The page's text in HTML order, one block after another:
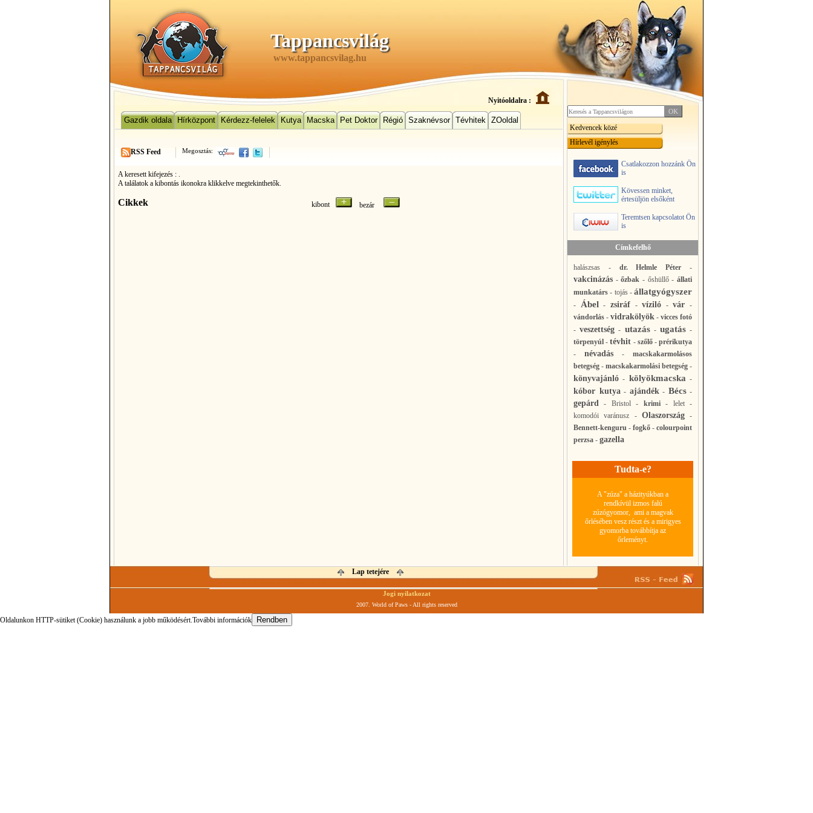
Tappancsvilág
www.tappancsvilag.hu
Nyitóoldalra :
Gazdik oldala Hírközpont Kérdezz-felelek Kutya Macska Pet Doktor Régió Szaknévsor Tévhitek ZOoldal
Megosztás:
RSS Feed
A keresett kifejezés : .
A találatok a kibontás ikonokra klikkelve megtekinthetők.
Cikkek kibont bezár
Kedvencek közé
Hírlevél igénylés
Csatlakozzon hozzánk Ön
is
Kövessen minket,
értesüljön elsőként
Teremtsen kapcsolatot Ön
is
Címkefelhő
halászsas - dr. Helmle Péter -
vakcinázás -őzbak - őshüllő-állati
munkatárs - tojás- állatgyógyszer
- Ábel- zsiráf-víziló -vár -
vándorlás - vidrakölyök - vicces fotó
-veszettség - utazás- ugatás-
törpenyúl -tévhit - szőlő-prérikutya
- névadás - macskakarmolásos
betegség - macskakarmolási betegség -
könyvajánló - kölyökmacska-
kóbor kutya- ajándék- Bécs-
gepárd - Bristol- krimi- lelet-
komodói varánusz - Olaszország-
Bennett-kenguru - fogkő - colourpoint
perzsa - gazella
Tudta-e?
A "zúza" a házityúkban a
rendkívül izmos falú
zúzógyomor, ami a magvak
őrlésében vesz részt és a mirigyes
gyomorba továbbítja az
őrleményt.
Lap tetejére
Jogi nyilatkozat
2007. World of Paws - All rights reserved
Oldalunkon HTTP-sütiket (Cookie) használunk a jobb működésért.További információk